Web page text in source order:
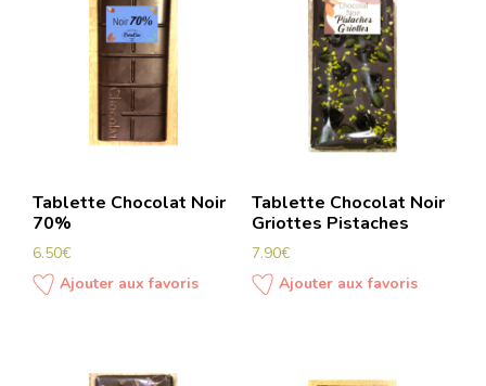
Tablette Chocolat Noir
70%
6.50€
Ajouter aux favoris
Tablette Chocolat Noir
Griottes Pistaches
7.90€
Ajouter aux favoris